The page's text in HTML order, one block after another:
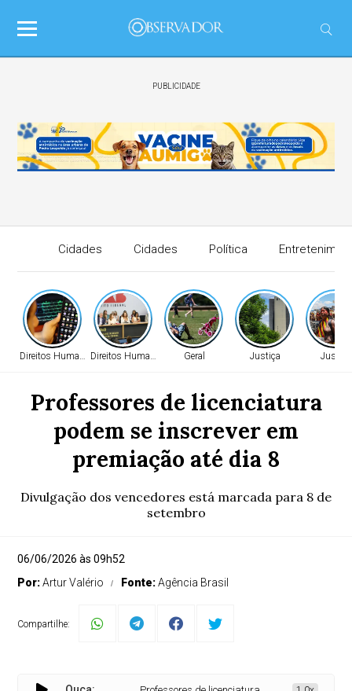
PUBLICIDADE
Cidades Cidades Política
Direitos HumanosDireitos Humanos Geral Justiça Justiça
Professores de licenciatura
podem se inscrever em
premiação até dia 8
Divulgação dos vencedores está marcada para 8 de
setembro
06/06/2026 às 09h52
Por:Artur Valério Fonte:Agência Brasil
Compartilhe: